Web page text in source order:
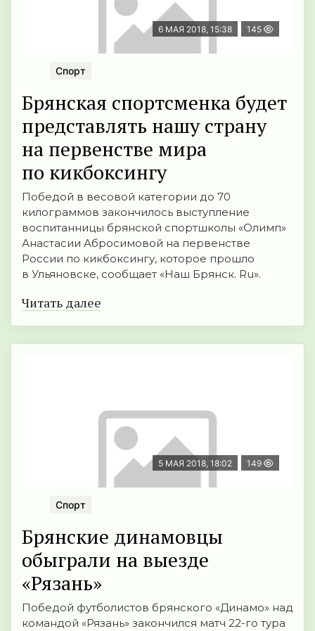
6 МАЯ 2018, 15:38 145
Спорт
Брянская спортсменка будет
представлять нашу страну
на первенстве мира
по кикбоксингу
Победой в весовой категории до 70
килограммов закончилось выступление
воспитанницы брянской спортшколы «Олимп»
Анастасии Абросимовой на первенстве
России по кикбоксингу, которое прошло
в Ульяновске, сообщает «Наш Брянск. Ru».
Читать далее
5 МАЯ 2018, 18:02 149
Спорт
Брянские динамовцы
обыграли на выезде
«Рязань»
Победой футболистов брянского «Динамо» над
командой «Рязань» закончился матч 22-го тура